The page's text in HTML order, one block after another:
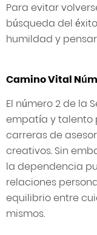
Para evitar
búsqueda del
humildad y
Camino Vital
El número 2 de la
empatía y talento
carreras de
creativos. Sin
la dependencia
relaciones
equilibrio entre
mismos.